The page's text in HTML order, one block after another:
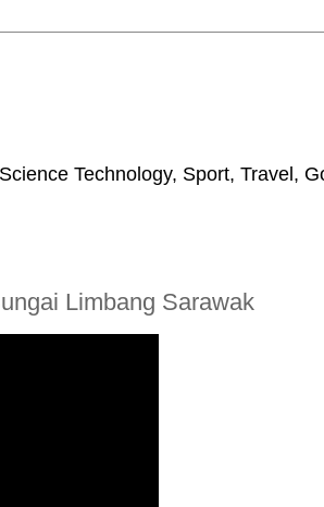
Technology, Sport, Travel,
Limbang Sarawak